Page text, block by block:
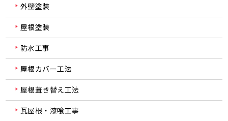
外壁塗装
屋根塗装
防水工事
屋根カバー工法
屋根葺き替え工法
瓦屋根・漆喰工事